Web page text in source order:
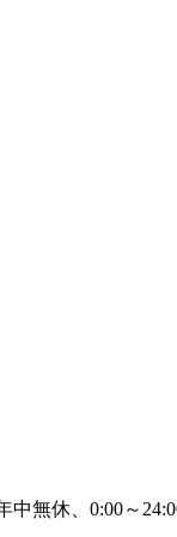
中無休、0:00～